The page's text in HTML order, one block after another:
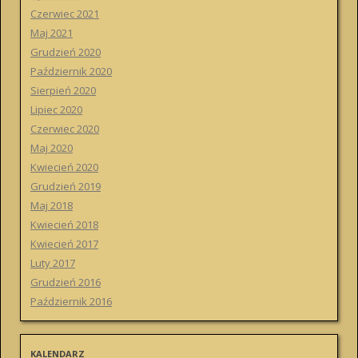
Czerwiec 2021
Maj 2021
Grudzień 2020
Październik 2020
Sierpień 2020
Lipiec 2020
Czerwiec 2020
Maj 2020
Kwiecień 2020
Grudzień 2019
Maj 2018
Kwiecień 2018
Kwiecień 2017
Luty 2017
Grudzień 2016
Październik 2016
KALENDARZ